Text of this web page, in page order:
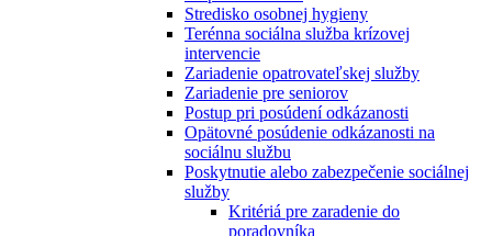
Stredisko osobnej hygieny
Terénna sociálna služba krízovej
intervencie
Zariadenie opatrovateľskej služby
Zariadenie pre seniorov
Postup pri posúdení odkázanosti
Opätovné posúdenie odkázanosti na
sociálnu službu
Poskytnutie alebo zabezpečenie sociálnej
služby
Kritériá pre zaradenie do
poradovníka